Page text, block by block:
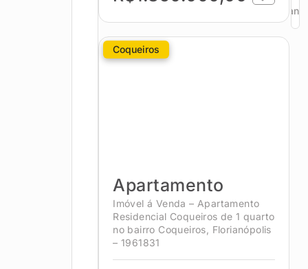
Coqueiros
Apartamento
Imóvel á Venda – Apartamento
Residencial Coqueiros de 1 quarto
no bairro Coqueiros, Florianópolis
– 1961831